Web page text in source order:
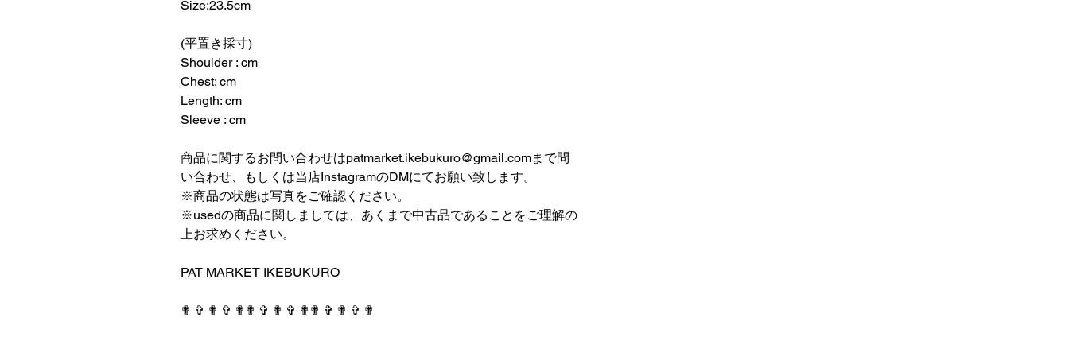
Size:23.5cm
(平置き採寸)
Shoulder : cm
Chest: cm
Length: cm
Sleeve : cm
商品に関するお問い合わせはpatmarket.ikebukuro@gmail.comまで問
い合わせ、もしくは当店InstagramのDMにてお願い致します。
※商品の状態は写真をご確認ください。
※usedの商品に関しましては、あくまで中古品であることをご理解の
上お求めください。
PAT MARKET IKEBUKURO
✟ ✞ ✟ ✞ ✟✟ ✞ ✟ ✞ ✟✟ ✞ ✟ ✞ ✟